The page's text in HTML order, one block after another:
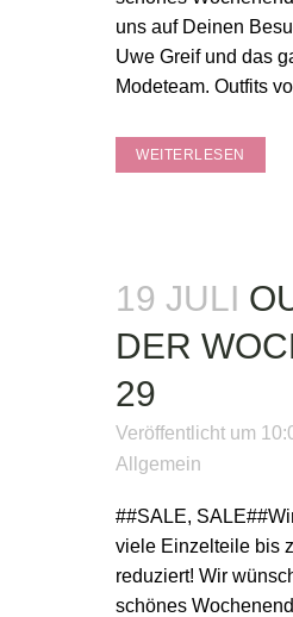
uns auf Deinen
Uwe Greif und das
Modeteam. Outfits
WEITERLESEN
19 JULI
DER
29
Veröffentlicht um
Allgemein
##SALE,
viele Einzelteile bis
reduziert! Wir
schönes